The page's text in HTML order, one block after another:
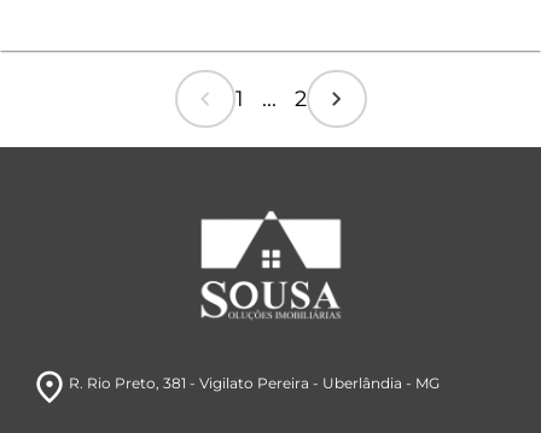
chevron_left 1 ... 2 chevron_right
room R. Rio Preto, 381 - Vigilato Pereira - Uberlândia - MG